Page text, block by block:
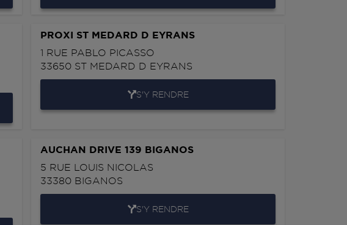
PROXI ST MEDARD D EYRANS
1 RUE PABLO PICASSO
33650 ST MEDARD D EYRANS
S'Y RENDRE
AUCHAN DRIVE 139 BIGANOS
5 RUE LOUIS NICOLAS
33380 BIGANOS
S'Y RENDRE